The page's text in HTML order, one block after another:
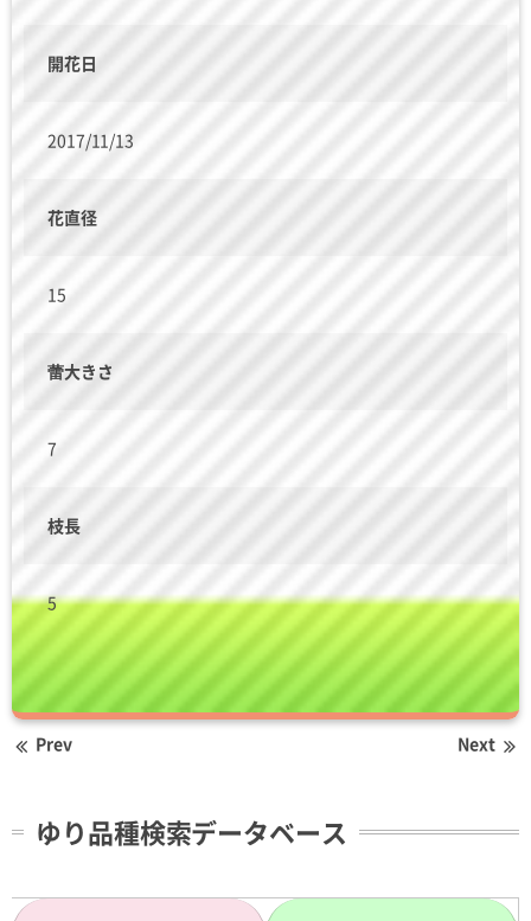
開花日
2017/11/13
花直径
15
蕾大きさ
7
枝長
5
Prev Next
ゆり品種検索データベース